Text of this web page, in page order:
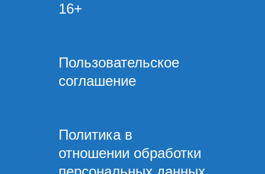
16+
Пользовательское
соглашение
Политика в
отношении обработки